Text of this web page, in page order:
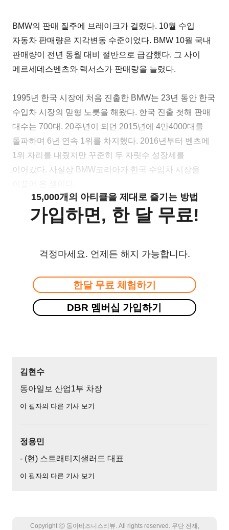
BMW의 판매 질주에 브레이크가 걸렸다. 10월 수입
자동차 판매량은 지각변동 수준이었다. BMW 10월 국내
판매량이 전년 동월 대비 절반으로 급감했다. 그 사이
메르세데스벤츠와 렉서스가 판매량을 늘렸다.
1995년 한국 시장에 처음 진출한 BMW는 23년 동안 한국
수입차 시장의 맏형 노릇을 해왔다. 한국 진출 첫해 판매
대수는 700대. 20주년이 되던 2015년에 4만4000대를
돌파하며 6년 연속 1위를 차지했다. 2016년부터 벤츠에
1위 자리를 내줬지만 꾸준히 두 자릿수 성장세를
이어갔다. 사실상 BMW코리아가 한국 수입차 시장을
15,000개의 아티클을 제대로 즐기는 방법
가입하면, 한 달 무료!
걱정마세요. 언제든 해지 가능합니다.
한달 무료 체험하기
DBR 멤버십 가입하기
김현수
동아일보 산업1부 차장
이 필자의 다른 기사 보기
정용민
- (현) 스트래티지샐러드 대표
이 필자의 다른 기사 보기
Copyright Ⓒ 동아비즈니스리뷰. All rights reserved. 무단 전재,